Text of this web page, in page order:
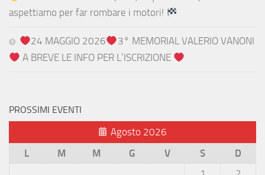
aspettiamo per far rombare i motori!
24 MAGGIO 2026
3° MEMORIAL VALERIO VANONI
A BREVE LE INFO PER L’ISCRIZIONE
PROSSIMI EVENTI
Agosto 2026
L
M M G V S
D